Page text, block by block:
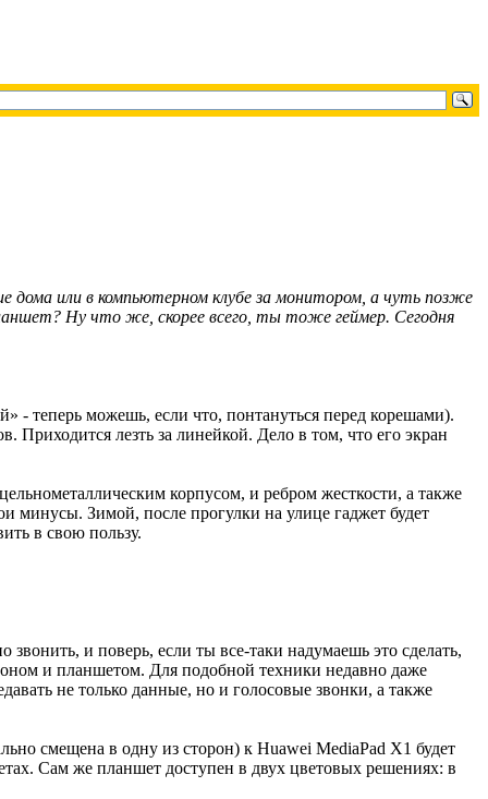
дома или в компьютерном клубе за монитором, а чуть позже
Ну что же, скорее всего, ты тоже геймер. Сегодня
- теперь можешь, если что, понтануться перед корешами).
лезть за линейкой. Дело в том, что его экран
корпусом, и ребром жесткости, а также
минусы. Зимой, после прогулки на улице гаджет будет
в свою пользу.
и поверь, если ты все-таки надумаешь это сделать,
и планшетом. Для подобной техники недавно даже
не только данные, но и голосовые звонки, а также
смещена в одну из сторон) к Huawei MediaPad X1 будет
Сам же планшет доступен в двух цветовых решениях: в